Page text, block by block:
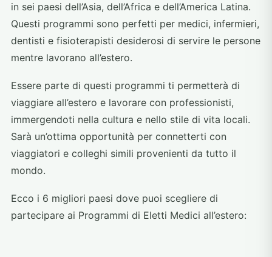
in sei paesi dell’Asia, dell’Africa e dell’America Latina.
Questi programmi sono perfetti per medici, infermieri,
dentisti e fisioterapisti desiderosi di servire le persone
mentre lavorano all’estero.
Essere parte di questi programmi ti permetterà di
viaggiare all’estero e lavorare con professionisti,
immergendoti nella cultura e nello stile di vita locali.
Sarà un’ottima opportunità per connetterti con
viaggiatori e colleghi simili provenienti da tutto il
mondo.
Ecco i 6 migliori paesi dove puoi scegliere di
partecipare ai Programmi di Eletti Medici all’estero: